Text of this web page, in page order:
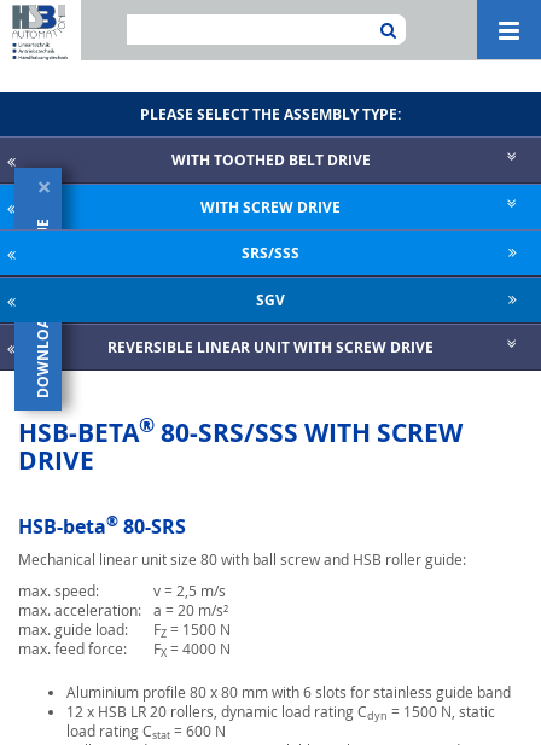
×
DOWNLOAD CATALOGUE
PLEASE SELECT THE ASSEMBLY TYPE:
WITH TOOTHED BELT DRIVE
WITH SCREW DRIVE
SRS/SSS
SGV
REVERSIBLE LINEAR UNIT WITH SCREW DRIVE
HSB-BETA® 80-SRS/SSS WITH SCREW
DRIVE
HSB-beta® 80-SRS
Mechanical linear unit size 80 with ball screw and HSB roller guide:
max. speed:
v = 2,5 m/s
max. acceleration:
a = 20 m/s²
max. guide load:
FZ = 1500 N
max. feed force:
FX = 4000 N
Aluminium profile 80 x 80 mm with 6 slots for stainless guide band
12 x HSB LR 20 rollers, dynamic load rating Cdyn = 1500 N, static
load rating Cstat = 600 N